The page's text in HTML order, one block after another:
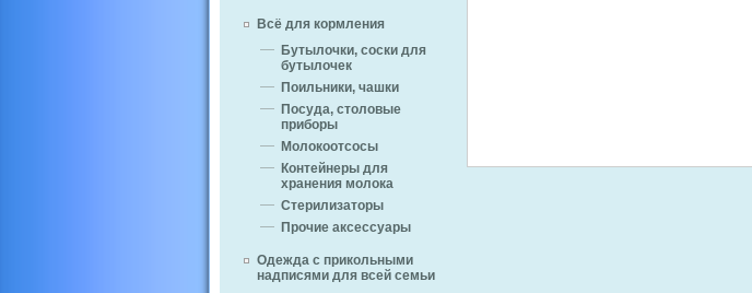
Всё для кормления
Бутылочки, соски для
бутылочек
Поильники, чашки
Посуда, столовые
приборы
Молокоотсосы
Контейнеры для
хранения молока
Стерилизаторы
Прочие аксессуары
Одежда с прикольными
надписями для всей семьи